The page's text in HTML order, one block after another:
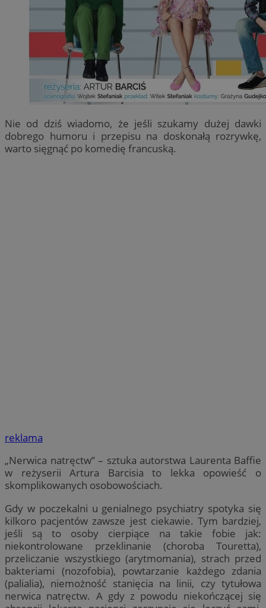
Nie od dziś wiadomo, że jeśli szukamy dużej dawki
dobrego humoru i przepisu na doskonałą rozrywkę,
warto sięgnąć po komedię francuską.
reklama
„Nerwica natręctw” – sztuka autorstwa Laurenta Baffie
w reżyserii Artura Barcisia to lekka opowieść o
skomplikowanych osobowościach.
Gdy w poczekalni u genialnego psychiatry spotyka się
kilkoro pacjentów zawsze jest ciekawie. Tym bardziej,
jeśli są to osoby cierpiące na takie fobie jak:
niekontrolowane przeklinanie (choroba Touretta),
przeliczanie wszystkiego (arytmomania), strach przed
bakteriami (nozofobia), powtarzanie każdego zdania
(palialia), niemożność stanięcia na linii, czy tytułowa
nerwica natręctw. A gdy z powodu niekończącej się